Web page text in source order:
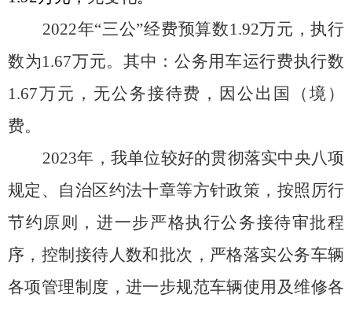
2022年“三公”经费预算数1.92万元，执行
数为1.67万元。其中：公务用车运行费执行数
1.67万元， 无公务接待费，因公出国（境）
费。
2023年，我单位较好的贯彻落实中央八项
规定、自治区约法十章等方针政策，按照厉行
节约原则，进一步严格执行公务接待审批程
序，控制接待人数和批次，严格落实公务车辆
各项管理制度，进一步规范车辆使用及维修各